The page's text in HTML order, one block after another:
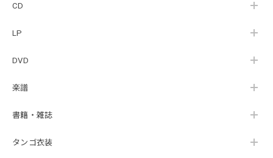
CD
LP
DVD
楽譜
書籍・雑誌
タンゴ衣装